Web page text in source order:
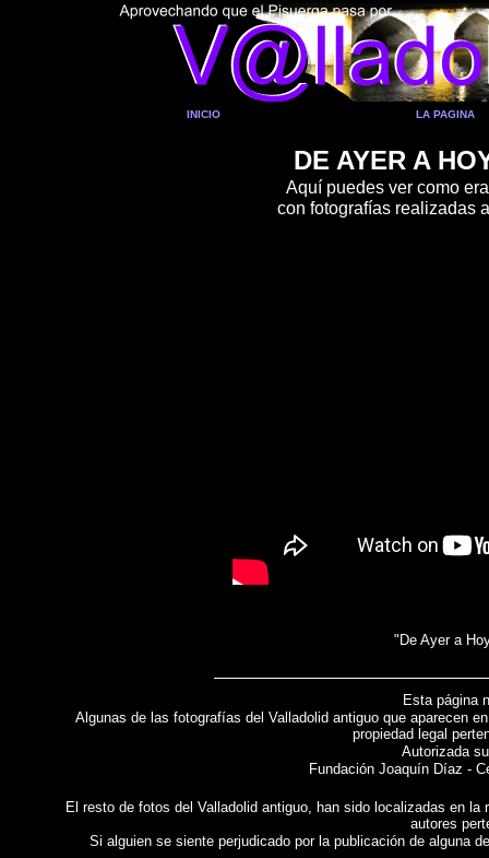
INICIO LA PAGINA
DE AYER A
Aquí puedes ver como
con fotografías realizadas
"De Ayer a
Esta página
Algunas de las fotografías del Valladolid antiguo que aparecen
propiedad legal
Autorizada
Fundación Joaquín Díaz -
El resto de fotos del Valladolid antiguo, han sido localizadas en
autores
Si alguien se siente perjudicado por la publicación de alguna